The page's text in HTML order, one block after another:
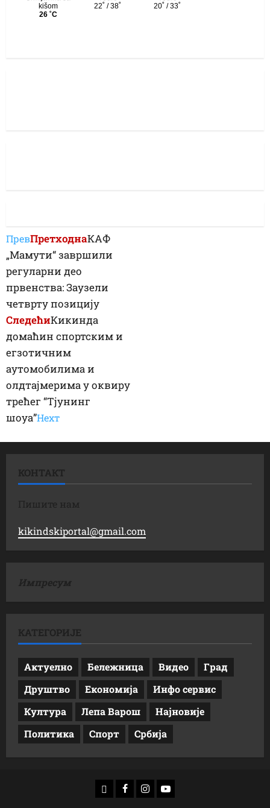
ПревПретходнаКАФ
„Мамути“ завршили
регуларни део
првенства: Заузели
четврту позицију
СледећиКикинда
домаћин спортским и
егзотичним
аутомобилима и
олдтајмерима у оквиру
трећег “Тјунинг
шоуа”Неxт
КОНТАКТ
Пишите нам
kikindskiportal@gmail.com
Импресум
КАТЕГОРИЈЕ
Актуелно Бележница Видео
Град
Друштво
Економија
Инфо сервис
Култура
Лепа Варош
Најновије
Политика
Спорт Србија
доwнлоад
Фацебоок
Инстаграм
Yоутубе